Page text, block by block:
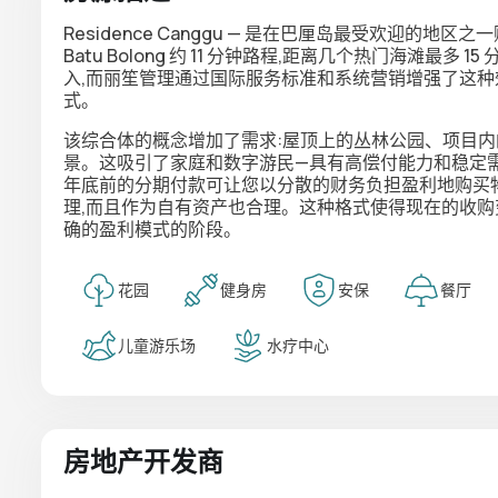
Residence Canggu — 是在巴厘岛最受欢迎的地区之
Batu Bolong 约 11 分钟路程,距离几个热门海滩最多 15
入,而丽笙管理通过国际服务标准和系统营销增强了这
式。
该综合体的概念增加了需求:屋顶上的丛林公园、项目
景。这吸引了家庭和数字游民—具有高偿付能力和稳定
年底前的分期付款可让您以分散的财务负担盈利地购
理,而且作为自有资产也合理。这种格式使得现在的收
确的盈利模式的阶段。
花园 健身房 安保 餐厅
儿童游乐场 水疗中心
房地产开发商